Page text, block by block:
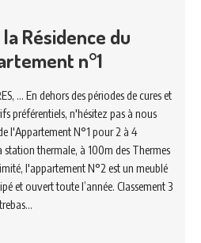
Résidence du
n°1
... En dehors des périodes de cures et
préférentiels, n'hésitez pas à nous
l'Appartement N°1 pour 2 à 4
station thermale, à 100m des Thermes
l'appartement N°2 est un meublé
et ouvert toute l’année. Classement 3